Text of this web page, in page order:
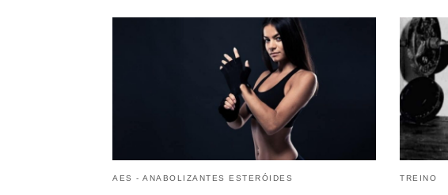
AES - ANABOLIZANTES ESTERÓIDES TREINO